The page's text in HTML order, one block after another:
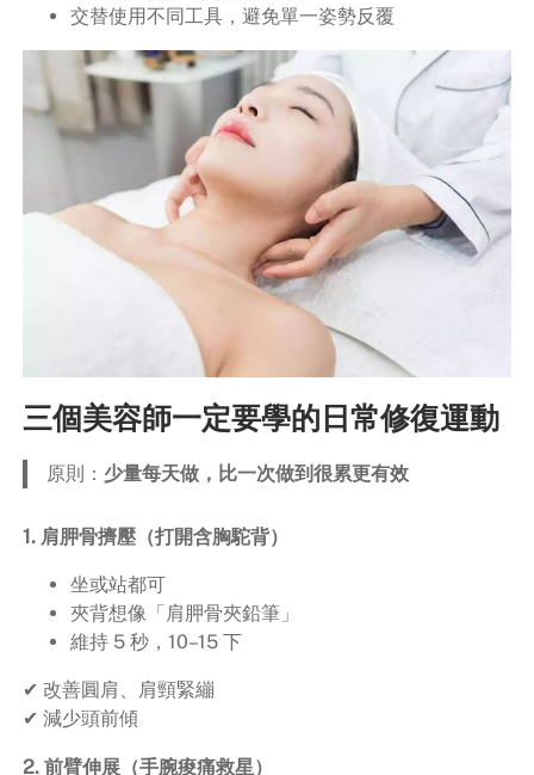
交替使用不同工具，避免單一姿勢反覆
三個美容師一定要學的日常修復運動
原則： 少量每天做，比一次做到很累更有效
1. 肩胛骨擠壓（打開含胸駝背）
坐或站都可
夾背想像「肩胛骨夾鉛筆」
維持 5 秒，10–15 下
✔ 改善圓肩、肩頸緊繃
✔ 減少頭前傾
2. 前臂伸展（手腕痠痛救星）